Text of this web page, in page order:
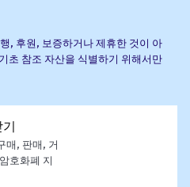
, 후원, 보증하거나 제휴한 것이 아
초 참조 자산을 식별하기 위해서만
, 판매, 거
호화폐 지